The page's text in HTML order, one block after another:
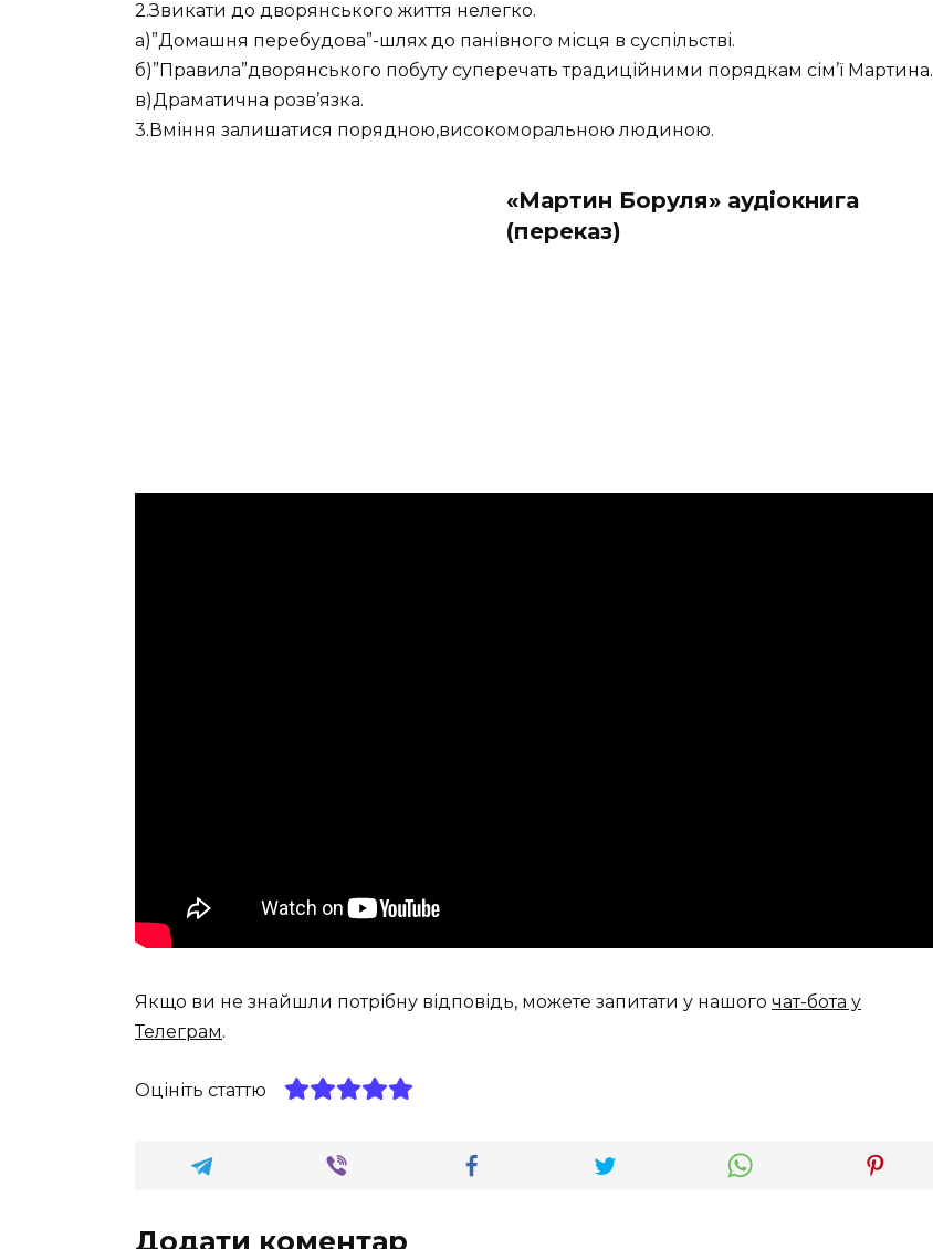
2.Звикати до дворянського життя нелегко.
а)”Домашня перебудова”-шлях до панівного місця в суспільстві.
б)”Правила”дворянського побуту суперечать традиційними порядкам сім’ї Мартина.
в)Драматична розв’язка.
3.Вміння залишатися порядною,високоморальною людиною.
«Мартин Боруля» аудіокнига
(переказ)
Якщо ви не знайшли потрібну відповідь, можете запитати у нашого чат-бота у
Телеграм.
Оцініть статтю
Додати коментар